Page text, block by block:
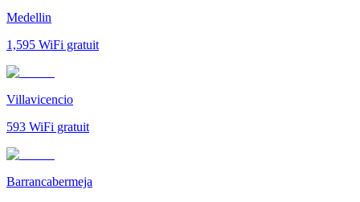
Medellin
1,595 WiFi gratuit
Villavicencio
593 WiFi gratuit
Barrancabermeja